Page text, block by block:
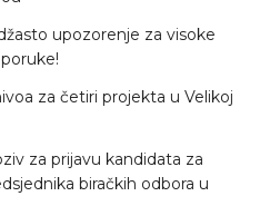
upozorenje za visoke
za četiri projekta u Velikoj
za prijavu kandidata za
biračkih odbora u